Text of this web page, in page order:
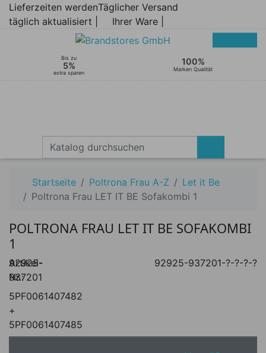
Lieferzeiten werden
täglich aktualisiert |
Täglicher Versand
Ihrer Ware |
Bis zu
5%
extra sparen
100%
Marken Qualität
Startseite Poltrona Frau A-Z
Let it Be
Poltrona Frau LET IT BE Sofakombi 1
POLTRONA FRAU LET IT BE SOFAKOMBI
1
Artikel-
Nr.:
5PF0061407482
+
5PF0061407485
92925-
937201
92925-937201-?-?-?-?